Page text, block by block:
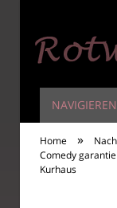
NAVIGIEREN
Home »
Comedy
Kurhaus